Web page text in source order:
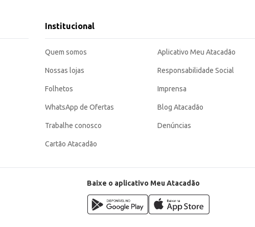
Institucional
Quem somos
Nossas lojas
Folhetos
WhatsApp de Ofertas
Trabalhe conosco
Cartão Atacadão
Aplicativo Meu Atacadão
Responsabilidade Social
Imprensa
Blog Atacadão
Denúncias
Baixe o aplicativo Meu Atacadão